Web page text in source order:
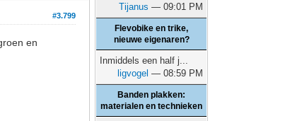
#3.799
en
Tijanus — 09:01 PM
Flevobike en trike,
nieuwe eigenaren?
Inmiddels een half j...
ligvogel — 08:59 PM
Banden plakken:
materialen en technieken